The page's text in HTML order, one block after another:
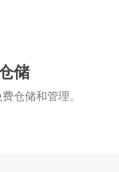
储
仓储和管理。